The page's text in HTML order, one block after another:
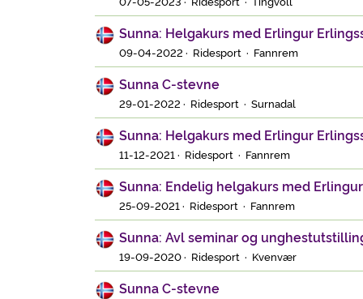
Sunna: Helgakurs med Erlingur
09-04-2022 · Ridesport · Fannrem
Sunna C-stevne
29-01-2022 · Ridesport · Surnadal
Sunna: Helgakurs med Erlingur
11-12-2021 · Ridesport · Fannrem
Sunna: Endelig helgakurs med
25-09-2021 · Ridesport · Fannrem
Sunna: Avl seminar og
19-09-2020 · Ridesport · Kvenvær
Sunna C-stevne